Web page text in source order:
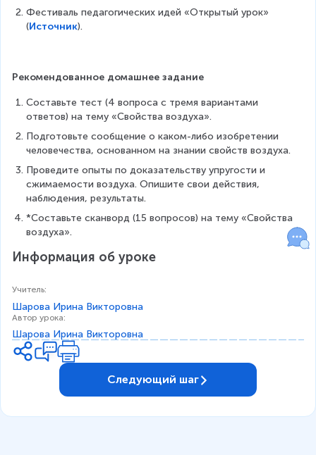
Фестиваль педагогических идей «Открытый урок»
(Источник).
Рекомендованное домашнее задание
Составьте тест (4 вопроса с тремя вариантами
ответов) на тему «Свойства воздуха».
Подготовьте сообщение о каком-либо изобретении
человечества, основанном на знании свойств воздуха.
Проведите опыты по доказательству упругости и
сжимаемости воздуха. Опишите свои действия,
наблюдения, результаты.
*Составьте сканворд (15 вопросов) на тему «Свойства
воздуха».
Информация об уроке
Учитель:
Шарова Ирина Викторовна
Автор урока:
Шарова Ирина Викторовна
Следующий шаг